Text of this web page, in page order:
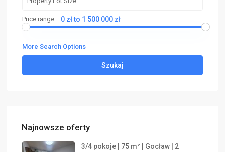
Price range: 0 zł to 1 500 000 zł
More Search Options
Szukaj
Najnowsze oferty
3/4 pokoje | 75 m² | Gocław | 2